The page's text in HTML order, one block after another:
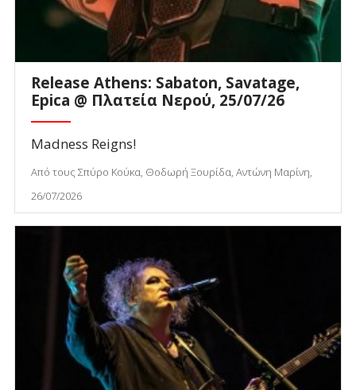
Release Athens: Sabaton, Savatage,
Epica @ Πλατεία Νερού, 25/07/26
Madness Reigns!
Από τους Σπύρο Κούκα, Θοδωρή Ξουρίδα, Αντώνη Μαρίνη,
26/07/2026